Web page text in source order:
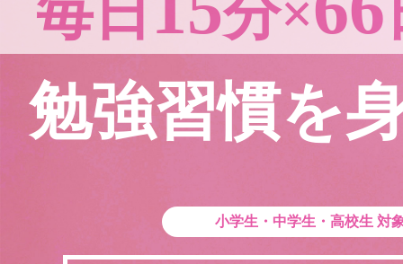
毎日 分×
勉強習慣を
小学生・中学生・高校生 対